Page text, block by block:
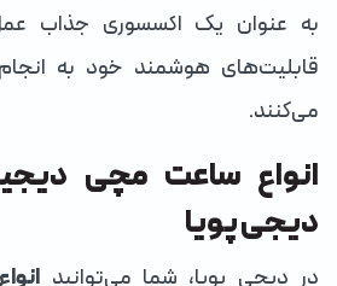
به عنوان یک اکسسوری جذاب
قابلیت‌های هوشمند خود به
می‌کنند.
انواع ساعت مچی
دیجی پویا
در دیجی پویا، شما می‌توانید